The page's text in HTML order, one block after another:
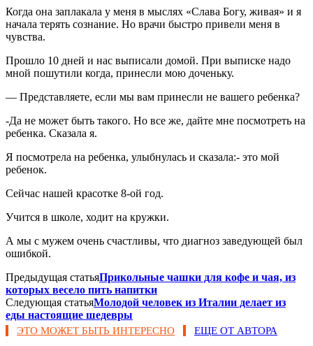
Когда она заплакала у меня в мыслях «Слава Богу, живая» и я
начала терять сознание. Но врачи быстро привели меня в
чувства.
Прошло 10 дней и нас выписали домой. При выписке надо
мной пошутили когда, принесли мою доченьку.
— Представляете, если мы вам принесли не вашего ребенка?
-Да не может быть такого. Но все же, дайте мне посмотреть на
ребенка. Сказала я.
Я посмотрела на ребенка, улыбнулась и сказала:- это мой
ребенок.
Сейчас нашей красотке 8-ой год.
Учится в школе, ходит на кружки.
А мы с мужем очень счастливы, что диагноз заведующей был
ошибкой.
Предыдущая статьяПрикольные чашки для кофе и чая, из
которых весело пить напитки
Следующая статьяМолодой человек из Италии делает из
еды настоящие шедевры
ЭТО МОЖЕТ БЫТЬ ИНТЕРЕСНО ЕЩЕ ОТ АВТОРА